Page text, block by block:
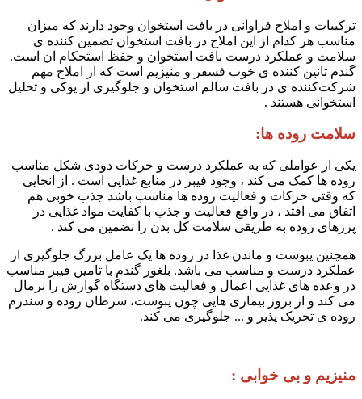
ترکیبات و املاح فراوانی در بافت استخوان وجود دارند که میزان
مناسب هر کدام از این املاح در بافت استخوان تضمین کننده ی
سلامت و عملکرد درست بافت استخوان و حفظ استحکام ان است.
گندم تانین کننده ی خوب فسفر و منیزیم است که از املاح مهم
شرکت‌کننده ی در بافت سالم استخوان و جلوگیری از پوکی و تحلیل
استخوانی هستند .
سلامت روده ها:
یکی از عواملی که به عملکرد درست و حرکات دودی شکل مناسب
روده ها کمک می کند ، وجود فیبر در منابع غذایی است . از انجایی
که وقتی حرکات و فعالیت روده ها مناسب باشد جذب خوبی هم
اتفاق می افتد ، در واقع فعالیت و جذب با کفایت مواد غذایی در
پرزهای روده به طریقی سلامت کل بدن را تضمین می کند .
همچنین یبوست و ماندن غذا در روده ها یک عامل بزرگ جلوگیری از
عملکرد درست و مناسب می باشد. بلغور گندم با تامین فیبر مناسب
در وعده های غذایی اعمال و فعالیت های دستگاه گوارش را نرمال
می کند و از بروز بیماری هایی چون یبوست، سرطان روده و سندرم
روده ی تحریک پذیر و ... جلوگیری می کند.
منیزیم و بی خوابی :